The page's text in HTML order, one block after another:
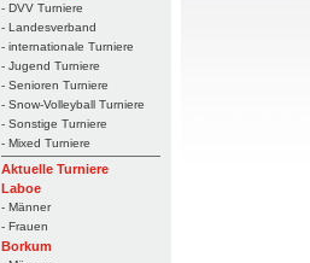
- DVV Turniere
- Landesverband
- internationale Turniere
- Jugend Turniere
- Senioren Turniere
- Snow-Volleyball Turniere
- Sonstige Turniere
- Mixed Turniere
Aktuelle Turniere
Laboe
- Männer
- Frauen
Borkum